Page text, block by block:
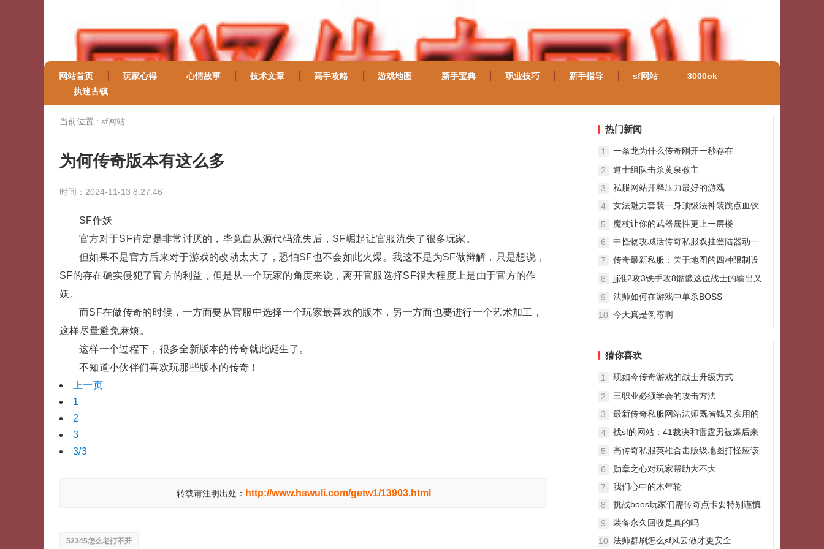
网站首页 玩家心得 心情故事 技术文章 高手攻略 游戏地图 新手宝典 职业技巧 新手指导 sf网站
3000ok
执迷古镇
当前位置 : sf网站
为何传奇版本有这么多
时间：2024-11-13 8:27:46
SF作妖
官方对于SF肯定是非常讨厌的，毕竟自从源代码流失后，SF崛起让官服流失了很多玩家。
但如果不是官方后来对于游戏的改动太大了，恐怕SF也不会如此火爆。我这不是为SF做辩解，只是想说，
SF的存在确实侵犯了官方的利益，但是从一个玩家的角度来说，离开官服选择SF很大程度上是由于官方的作
妖。
而SF在做传奇的时候，一方面要从官服中选择一个玩家最喜欢的版本，另一方面也要进行一个艺术加工，
这样尽量避免麻烦。
这样一个过程下，很多全新版本的传奇就此诞生了。
不知道小伙伴们喜欢玩那些版本的传奇！
上一页
1
2
3
3/3
转载请注明出处： http://www.hswuli.com/getw1/13903.html
52345怎么老打不开
热门新闻
1
一条龙为什么传奇刚开一秒存在
2
道士组队击杀黄泉教主
3
私服网站开释压力最好的游戏
4
女法魅力套装一身顶级法神装跳点血饮
5
魔杖让你的武器属性更上一层楼
6
中怪物攻城活传奇私服双挂登陆器动一
7
传奇最新私服：关于地图的四种限制设
8
jjj准2攻3铁手攻8骷髅这位战士的输出又
9
法师如何在游戏中单杀BOSS
10 今天真是倒霉啊
猜你喜欢
1
现如今传奇游戏的战士升级方式
2
三职业必须学会的攻击方法
3
最新传奇私服网站法师既省钱又实用的
4
找sf的网站：41裁决和雷霆男被爆后来
5
高传奇私服英雄合击版级地图打怪应该
6
勋章之心对玩家帮助大不大
7
我们心中的木年轮
8
挑战boos玩家们需传奇点卡要特别谨慎
9
装备永久回收是真的吗
10 法师群刷怎么sf风云做才更安全